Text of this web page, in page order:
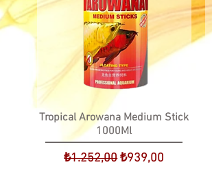
Tropical Arowana Medium Stick
1000Ml
Normal Fiyat
₺1.252,00İndirimli Fiyat
₺939,00